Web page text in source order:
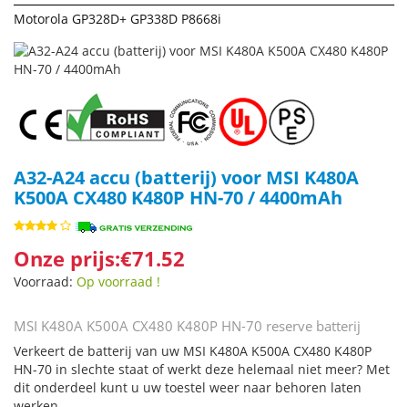
Motorola GP328D+ GP338D P8668i
A32-A24 accu (batterij) voor MSI K480A
K500A CX480 K480P HN-70 / 4400mAh
Onze prijs:€71.52
Voorraad: Op voorraad !
MSI K480A K500A CX480 K480P HN-70 reserve batterij
Verkeert de batterij van uw MSI K480A K500A CX480 K480P
HN-70 in slechte staat of werkt deze helemaal niet meer? Met
dit onderdeel kunt u uw toestel weer naar behoren laten